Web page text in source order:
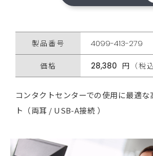
製品番号 4099-413-279
価格 28,380 円（税込
コンタクトセンターでの使用に最適な
ト（両耳 / USB-A接続 ）